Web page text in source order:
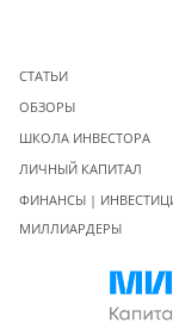
СТАТЬИ
ОБЗОРЫ
ШКОЛА ИНВЕСТОРА
ЛИЧНЫЙ КАПИТАЛ
ФИНАНСЫ |
МИЛЛИАРДЕРЫ